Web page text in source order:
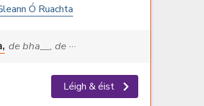
Ó Ruachta
de bha__, de ···
Léigh & éist